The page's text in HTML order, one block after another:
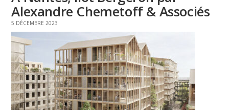
Alexandre Chemetoff & Associés
5 DÉCEMBRE 2023